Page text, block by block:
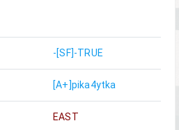
-[SF]-TRUE
[A+]pika4ytka
EAST